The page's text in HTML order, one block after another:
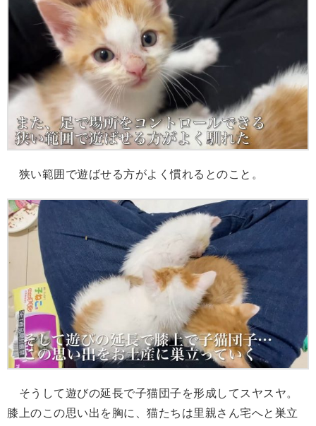
狭い範囲で遊ばせる方がよく慣れるとのこと。
そうして遊びの延長で子猫団子を形成してスヤスヤ。
膝上のこの思い出を胸に、猫たちは里親さん宅へと巣立